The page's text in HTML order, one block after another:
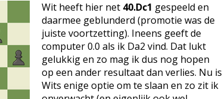
Wit heeft hier net 40.Dc1 gespeeld en
daarmee geblunderd (promotie was de
juiste voortzetting). Ineens geeft de
computer 0.0 als ik Da2 vind. Dat lukt
gelukkig en zo mag ik dus nog hopen
op een ander resultaat dan verlies. Nu is
Wits enige optie om te slaan en zo zit ik